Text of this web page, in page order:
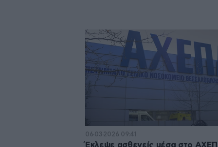
06·03·2026 09:41
Έκλεψε ασθενείς μέσα στο